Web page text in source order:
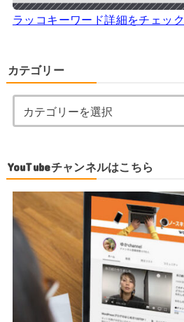
ラッコキーワード詳細をチェック
カテゴリー
YouTubeチャンネルはこちら